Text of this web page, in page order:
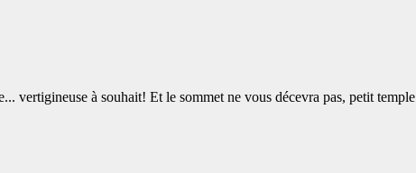
vertigineuse à souhait! Et le sommet ne vous décevra pas, petit temple